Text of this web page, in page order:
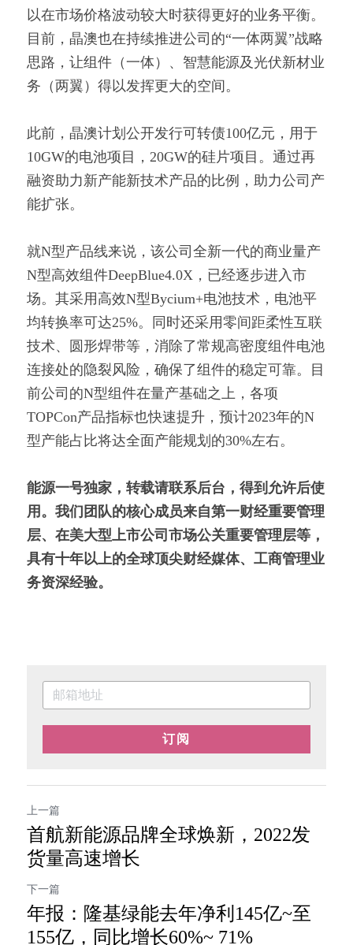
以在市场价格波动较大时获得更好的业务平衡。
目前，晶澳也在持续推进公司的“一体两翼”战略
思路，让组件（一体）、智慧能源及光伏新材业
务（两翼）得以发挥更大的空间。
此前，晶澳计划公开发行可转债100亿元，用于
10GW的电池项目，20GW的硅片项目。通过再
融资助力新产能新技术产品的比例，助力公司产
能扩张。
就N型产品线来说，该公司全新一代的商业量产
N型高效组件DeepBlue4.0X，已经逐步进入市
场。其采用高效N型Bycium+电池技术，电池平
均转换率可达25%。同时还采用零间距柔性互联
技术、圆形焊带等，消除了常规高密度组件电池
连接处的隐裂风险，确保了组件的稳定可靠。目
前公司的N型组件在量产基础之上，各项
TOPCon产品指标也快速提升，预计2023年的N
型产能占比将达全面产能规划的30%左右。
能源一号独家，转载请联系后台，得到允许后使
用。我们团队的核心成员来自第一财经重要管理
层、在美大型上市公司市场公关重要管理层等，
具有十年以上的全球顶尖财经媒体、工商管理业
务资深经验。
订阅
上一篇
首航新能源品牌全球焕新，2022发
货量高速增长
下一篇
年报：隆基绿能去年净利145亿~至
155亿，同比增长60%~ 71%